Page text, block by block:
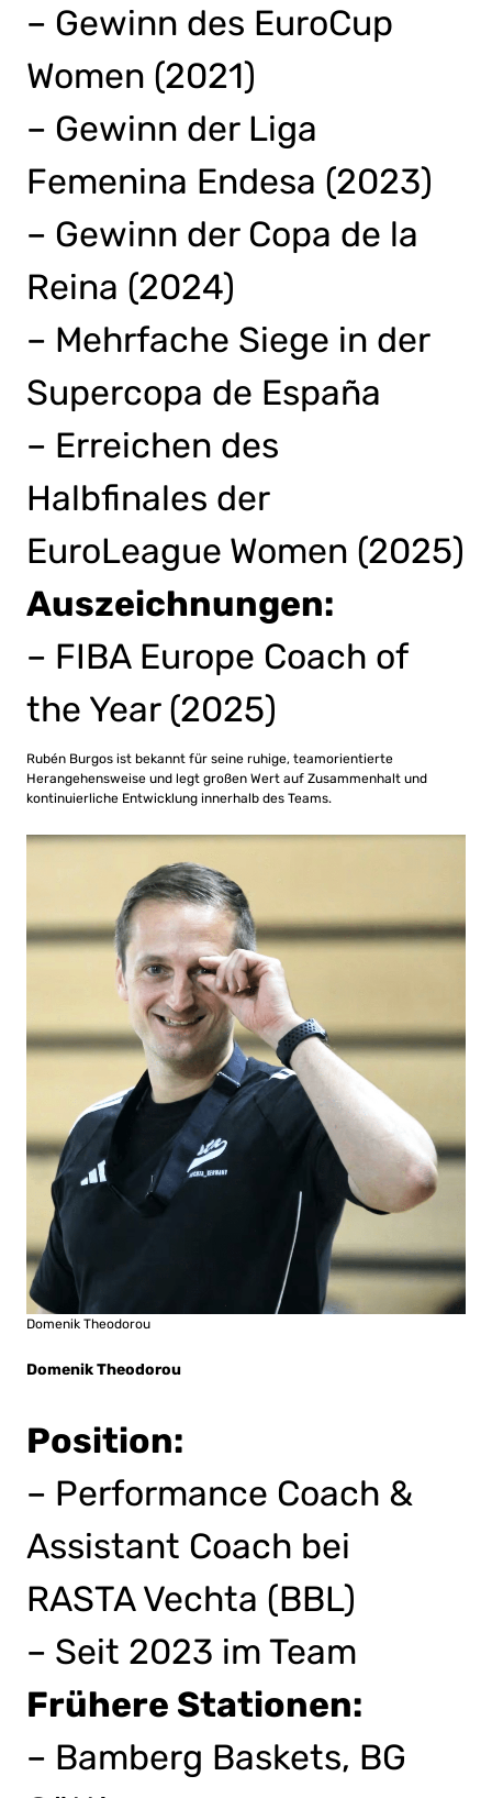
– Gewinn des EuroCup
Women (2021)
– Gewinn der Liga
Femenina Endesa (2023)
– Gewinn der Copa de la
Reina (2024)
– Mehrfache Siege in der
Supercopa de España
– Erreichen des
Halbfinales der
EuroLeague Women (2025)
Auszeichnungen:
– FIBA Europe Coach of
the Year (2025)
Rubén Burgos ist bekannt für seine ruhige, teamorientierte
Herangehensweise und legt großen Wert auf Zusammenhalt und
kontinuierliche Entwicklung innerhalb des Teams.
Domenik Theodorou
Domenik Theodorou
Position:
– Performance Coach &
Assistant Coach bei
RASTA Vechta (BBL)
– Seit 2023 im Team
Frühere Stationen:
– Bamberg Baskets, BG